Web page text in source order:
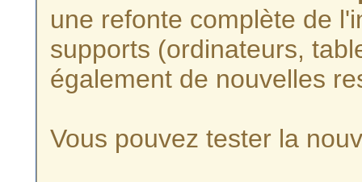
une refonte complète de
supports (ordinateurs,
également de nouvelles
Vous pouvez tester la